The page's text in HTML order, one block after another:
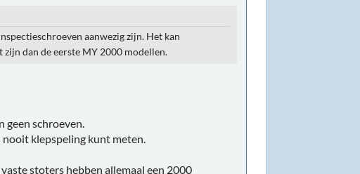
aanwezig zijn. Het kan
dan de eerste MY 2000 modellen.
geen schroeven.
nooit klepspeling kunt meten.
stoters hebben allemaal een 2000